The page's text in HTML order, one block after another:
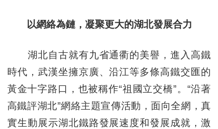
以網絡為鏈，凝聚更大的湖北發展合力
湖北自古就有九省通衢的美譽，進入高鐵
時代，武漢坐擁京廣、沿江等多條高鐵交匯的
黃金十字路口，也被稱作“祖國立交橋”。“沿著
高鐵評湖北”網絡主題宣傳活動，面向全網，真
實生動展示湖北鐵路發展速度和發展成就，激